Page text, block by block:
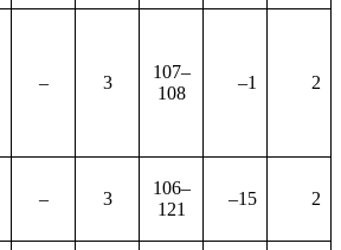
– 3
107–
108
–1 2
– 3
106–
121
–15 2